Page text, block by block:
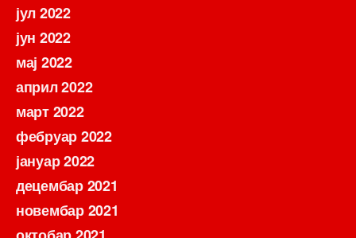
јул 2022
јун 2022
мај 2022
април 2022
март 2022
фебруар 2022
јануар 2022
децембар 2021
новембар 2021